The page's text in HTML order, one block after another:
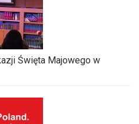
Święta Majowego w